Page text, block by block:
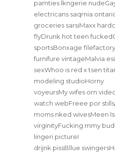
pamties lkngerie
electricans saqrnia
groceries sarsiMaxx
flyDrunk hot teen
sportsBonxage
furnifure vintageMalvia esi
sexWhoo is red x tsen
modeling studioHorny
voyeursMy wifes orn
watch webFreee por
moms nked wivesMeen
virginityFucking mmy
lingeri pictureI
drijnk pissBllue